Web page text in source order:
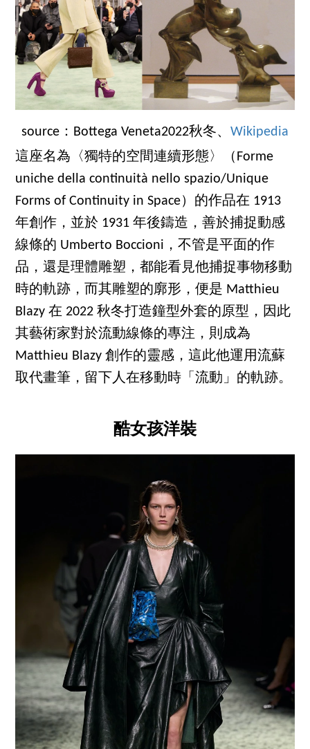
source：Bottega Veneta2022秋冬、 Wikipedia
這座名為〈獨特的空間連續形態〉（Forme
uniche della continuità nello spazio/Unique
Forms of Continuity in Space）的作品在 1913
年創作，並於 1931 年後鑄造，善於捕捉動感
線條的 Umberto Boccioni，不管是平面的作
品，還是理體雕塑，都能看見他捕捉事物移動
時的軌跡，而其雕塑的廓形，便是 Matthieu
Blazy 在 2022 秋冬打造鐘型外套的原型，因此
其藝術家對於流動線條的專注，則成為
Matthieu Blazy 創作的靈感，這此他運用流蘇
取代畫筆，留下人在移動時「流動」的軌跡。
酷女孩洋裝